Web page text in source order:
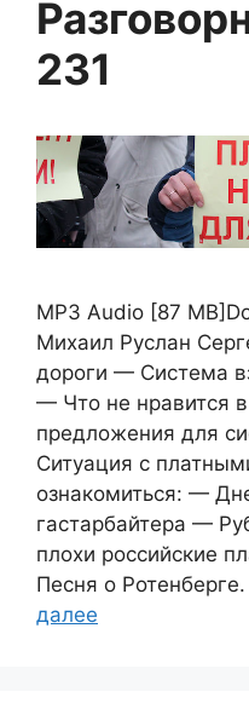
231
MP3 Audio [87
Михаил Руслан
дороги — Система
— Что не нравится
предложения для
Ситуация с
ознакомиться: —
гастарбайтера —
плохи российские
Песня о
далее